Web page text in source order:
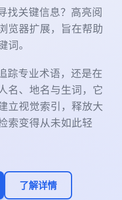
找关键信息？高亮阅
览器扩展，旨在帮助
词。
踪专业术语，还是在
名、地名与生词，它
立视觉索引，释放大
索变得从未如此轻
了解详情